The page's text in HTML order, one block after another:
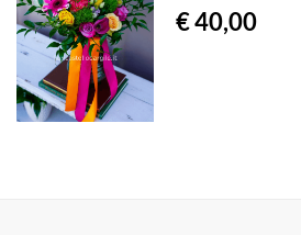
€ 40,00